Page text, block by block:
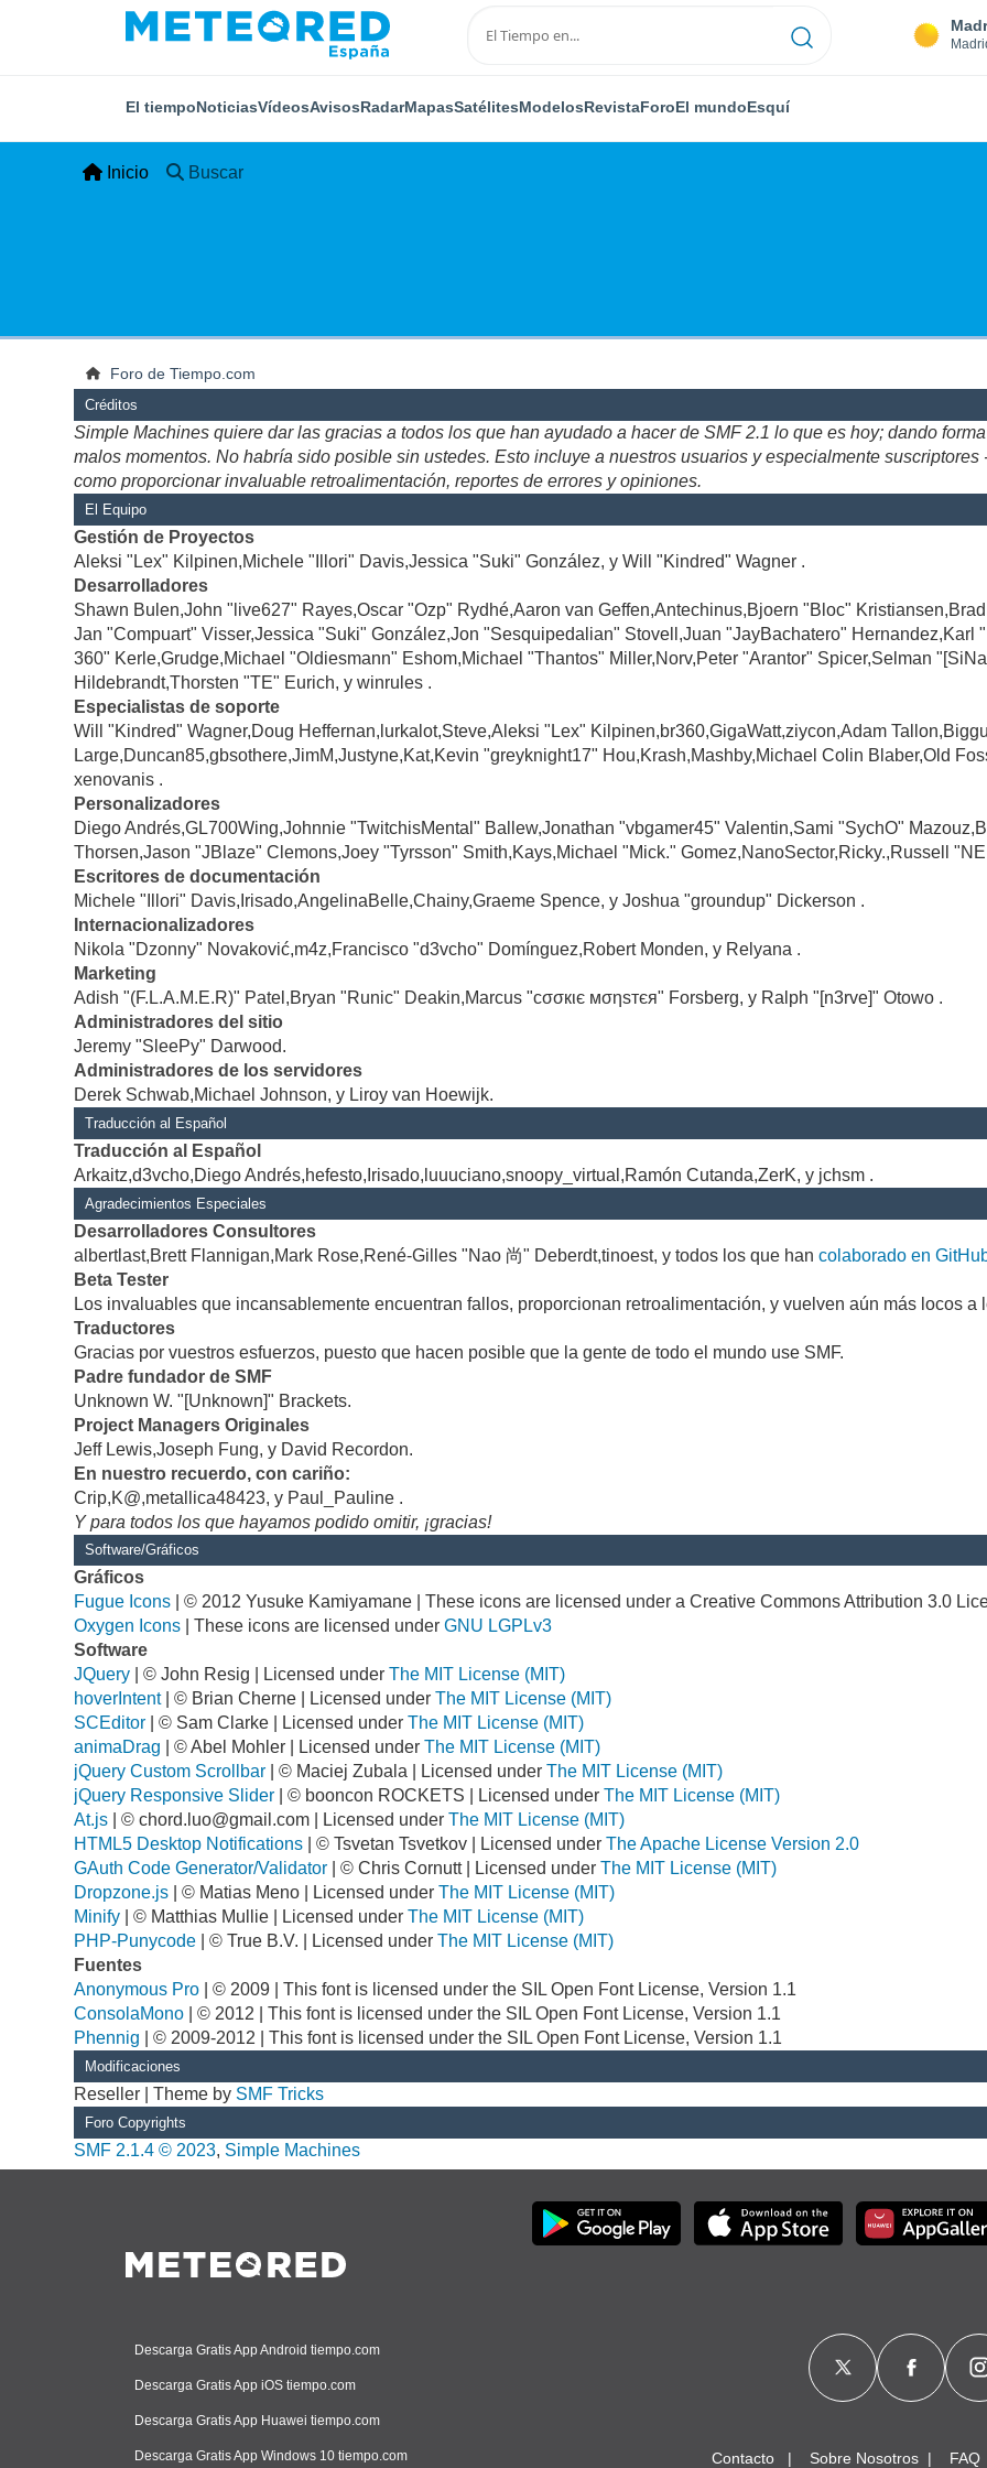
El tiempoNoticiasVídeosAvisosRadarMapasSatélitesModelosRevistaForoEl mundoEsquí
Inicio Buscar
Foro de Tiempo.com
Créditos
Simple Machines quiere dar las gracias a todos los que han ayudado a hacer de SMF 2.1 lo que es hoy; dando
malos momentos. No habría sido posible sin ustedes. Esto incluye a nuestros usuarios y especialmente
como proporcionar invaluable retroalimentación, reportes de errores y opiniones.
El Equipo
Gestión de Proyectos
Aleksi "Lex" Kilpinen,Michele "Illori" Davis,Jessica "Suki" González, y Will "Kindred" Wagner .
Desarrolladores
Shawn Bulen,John "live627" Rayes,Oscar "Ozp" Rydhé,Aaron van Geffen,Antechinus,Bjoern "Bloc"
Jan "Compuart" Visser,Jessica "Suki" González,Jon "Sesquipedalian" Stovell,Juan "JayBachatero"
360" Kerle,Grudge,Michael "Oldiesmann" Eshom,Michael "Thantos" Miller,Norv,Peter "Arantor" Spicer,Selman
Hildebrandt,Thorsten "TE" Eurich, y winrules .
Especialistas de soporte
Will "Kindred" Wagner,Doug Heffernan,lurkalot,Steve,Aleksi "Lex" Kilpinen,br360,GigaWatt,ziycon,Adam
Large,Duncan85,gbsothere,JimM,Justyne,Kat,Kevin "greyknight17" Hou,Krash,Mashby,Michael Colin Blaber,Old
xenovanis .
Personalizadores
Diego Andrés,GL700Wing,Johnnie "TwitchisMental" Ballew,Jonathan "vbgamer45" Valentin,Sami "SychO"
Thorsen,Jason "JBlaze" Clemons,Joey "Tyrsson" Smith,Kays,Michael "Mick." Gomez,NanoSector,Ricky.,Russell
Escritores de documentación
Michele "Illori" Davis,Irisado,AngelinaBelle,Chainy,Graeme Spence, y Joshua "groundup" Dickerson .
Internacionalizadores
Nikola "Dzonny" Novaković,m4z,Francisco "d3vcho" Domínguez,Robert Monden, y Relyana .
Marketing
Adish "(F.L.A.M.E.R)" Patel,Bryan "Runic" Deakin,Marcus "cσσкιє мσηѕтєя" Forsberg, y Ralph "[n3rve]" Otowo .
Administradores del sitio
Jeremy "SleePy" Darwood.
Administradores de los servidores
Derek Schwab,Michael Johnson, y Liroy van Hoewijk.
Traducción al Español
Traducción al Español
Arkaitz,d3vcho,Diego Andrés,hefesto,Irisado,luuuciano,snoopy_virtual,Ramón Cutanda,ZerK, y jchsm .
Agradecimientos Especiales
Desarrolladores Consultores
albertlast,Brett Flannigan,Mark Rose,René-Gilles "Nao 尚" Deberdt,tinoest, y todos los que hancolaborado en
Beta Tester
Los invaluables que incansablemente encuentran fallos, proporcionan retroalimentación, y vuelven aún más locos a
Traductores
Gracias por vuestros esfuerzos, puesto que hacen posible que la gente de todo el mundo use SMF.
Padre fundador de SMF
Unknown W. "[Unknown]" Brackets.
Project Managers Originales
Jeff Lewis,Joseph Fung, y David Recordon.
En nuestro recuerdo, con cariño:
Crip,K@,metallica48423, y Paul_Pauline .
Y para todos los que hayamos podido omitir, ¡gracias!
Software/Gráficos
Gráficos
Fugue Icons | © 2012 Yusuke Kamiyamane | These icons are licensed under a Creative Commons Attribution 3.0
Oxygen Icons | These icons are licensed underGNU LGPLv3
Software
JQuery | © John Resig | Licensed underThe MIT License (MIT)
hoverIntent| © Brian Cherne | Licensed underThe MIT License (MIT)
SCEditor | © Sam Clarke | Licensed underThe MIT License (MIT)
animaDrag | © Abel Mohler | Licensed underThe MIT License (MIT)
jQuery Custom Scrollbar | © Maciej Zubala | Licensed underThe MIT License (MIT)
jQuery Responsive Slider | © booncon ROCKETS | Licensed underThe MIT License (MIT)
At.js | ©chord.luo@gmail.com | Licensed underThe MIT License (MIT)
HTML5 Desktop Notifications | © Tsvetan Tsvetkov | Licensed underThe Apache License Version 2.0
GAuth Code Generator/Validator | © Chris Cornutt | Licensed underThe MIT License (MIT)
Dropzone.js | © Matias Meno | Licensed underThe MIT License (MIT)
Minify | © Matthias Mullie | Licensed underThe MIT License (MIT)
PHP-Punycode | © True B.V. | Licensed underThe MIT License (MIT)
Fuentes
Anonymous Pro | © 2009 | This font is licensed under the SIL Open Font License, Version 1.1
ConsolaMono | © 2012 | This font is licensed under the SIL Open Font License, Version 1.1
Phennig | © 2009-2012 | This font is licensed under the SIL Open Font License, Version 1.1
Modificaciones
Reseller | Theme by SMF Tricks
Foro Copyrights
SMF 2.1.4 © 2023, Simple Machines
Descarga Gratis App Android tiempo.com
Descarga Gratis App iOS tiempo.com
Descarga Gratis App Huawei tiempo.com
Descarga Gratis App Windows 10 tiempo.com Contacto Sobre Nosotros FAQ